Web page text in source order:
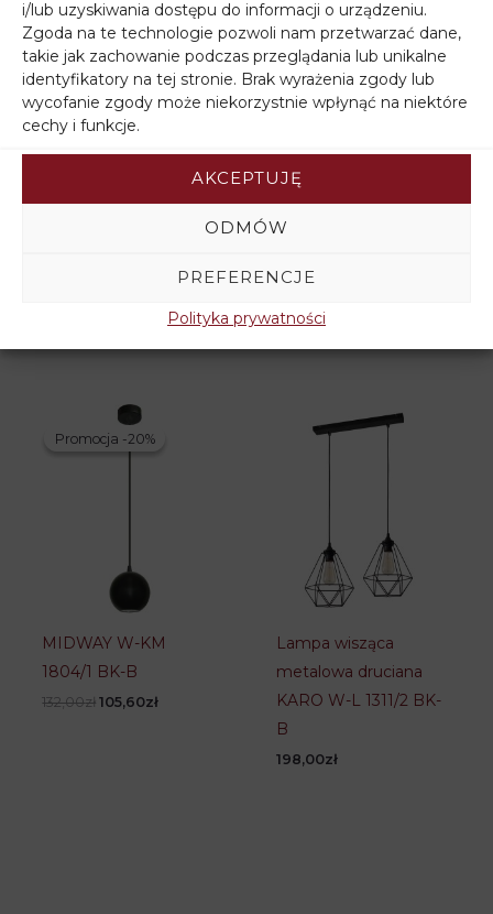
i/lub uzyskiwania dostępu do informacji o urządzeniu.
Zgoda na te technologie pozwoli nam przetwarzać dane,
takie jak zachowanie podczas przeglądania lub unikalne
identyfikatory na tej stronie. Brak wyrażenia zgody lub
wycofanie zgody może niekorzystnie wpłynąć na niektóre
cechy i funkcje.
AKCEPTUJĘ
ODMÓW
PREFERENCJE
Polityka prywatności
Promocja -20%
Promocja -20%
Pierwotna
cena
Aktualna
cena
Promocja -20%
Promocja -20%
OXFORD W-2016/3
229,50zł
cena
cena
Promocja -20%
Promocja -20%
MIDWAY W-KM
1804/1 BK-B
132,00zł Pierwotna
105,60złAktualna
Lampa wisząca
metalowa druciana
KARO W-L 1311/2 BK-
B
198,00zł